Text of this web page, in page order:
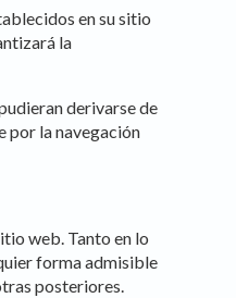
en su sitio
la
derivarse de
por la navegación
web. Tanto en lo
forma admisible
posteriores.